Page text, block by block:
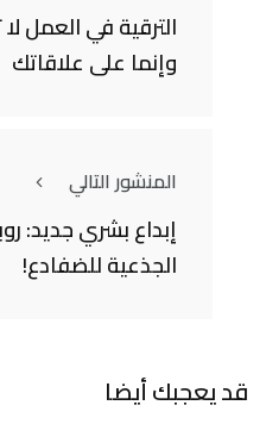
الترقية في العمل
وإنما على علاقاتك
المنشور التالي
إبداع بشري جديد:
الجذعية للضفادع!
قد يعجبك أيضا